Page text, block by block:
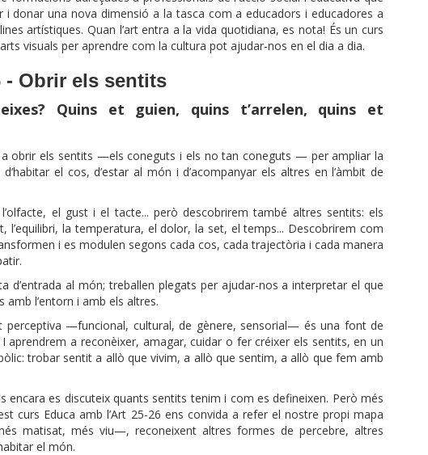
i donar una nova dimensió a la tasca com a educadors i educadores a
artístiques. Quan l’art entra a la vida quotidiana, es nota! És un curs
visuals per aprendre com la cultura pot ajudar-nos en el dia a dia.
- Obrir els sentits
Quins et guien, quins t’arrelen, quins et
obrir els sentits —els coneguts i els no tan coneguts — per ampliar la
el cos, d’estar al món i d’acompanyar els altres en l’àmbit de
el gust i el tacte... però descobrirem també altres sentits: els
l’equilibri, la temperatura, el dolor, la set, el temps... Descobrirem com
i es modulen segons cada cos, cada trajectòria i cada manera
d’entrada al món; treballen plegats per ajudar-nos a interpretar el que
amb l’entorn i amb els altres.
perceptiva —funcional, cultural, de gènere, sensorial— és una font de
aprendrem a reconèixer, amagar, cuidar o fer créixer els sentits, en un
trobar sentit a allò que vivim, a allò que sentim, a allò que fem amb
encara es discuteix quants sentits tenim i com es defineixen. Però més
curs Educa amb l’Art 25-26 ens convida a refer el nostre propi mapa
matisat, més viu—, reconeixent altres formes de percebre, altres
el món.